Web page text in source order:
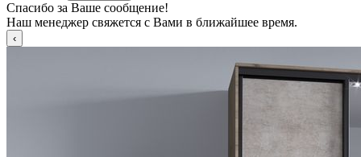
Спасибо за Ваше сообщение!
Наш менеджер свяжется с Вами в ближайшее время.